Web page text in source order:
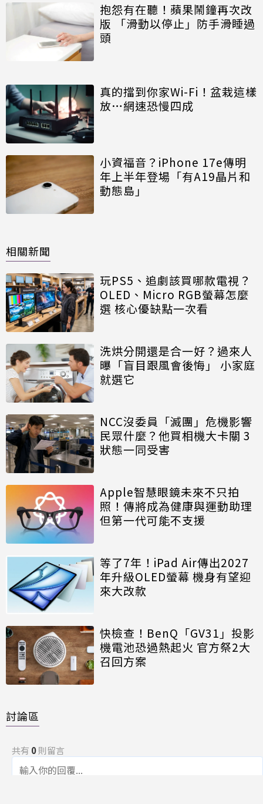
抱怨有在聽！蘋果鬧鐘再次改
版 「滑動以停止」防手滑睡過
頭
真的擋到你家Wi-Fi！盆栽這樣
放…網速恐慢四成
小資福音？iPhone 17e傳明
年上半年登場「有A19晶片和
動態島」
相關新聞
玩PS5、追劇該買哪款電視？
OLED、Micro RGB螢幕怎麼
選 核心優缺點一次看
洗烘分開還是合一好？過來人
曝「盲目跟風會後悔」 小家庭
就選它
NCC沒委員「滅團」危機影響
民眾什麼？他買相機大卡關 3
狀態一同受害
Apple智慧眼鏡未來不只拍
照！傳將成為健康與運動助理
但第一代可能不支援
等了7年！iPad Air傳出2027
年升級OLED螢幕 機身有望迎
來大改款
快檢查！BenQ「GV31」投影
機電池恐過熱起火 官方祭2大
召回方案
討論區
共有 0則留言